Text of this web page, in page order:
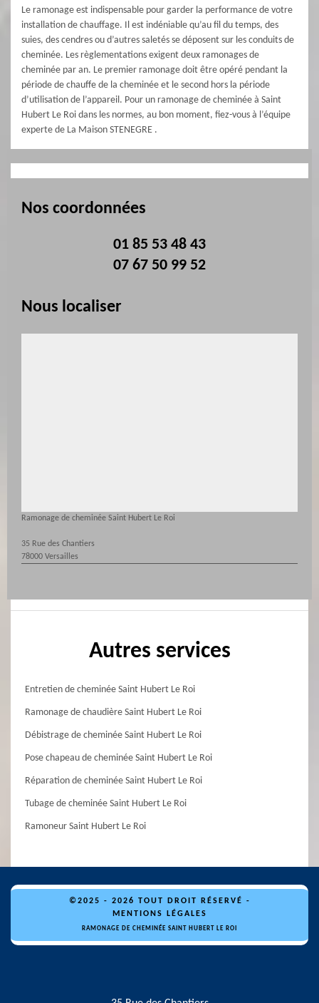
Le ramonage est indispensable pour garder la performance de votre
installation de chauffage. Il est indéniable qu’au fil du temps, des
suies, des cendres ou d’autres saletés se déposent sur les conduits de
cheminée. Les règlementations exigent deux ramonages de
cheminée par an. Le premier ramonage doit être opéré pendant la
période de chauffe de la cheminée et le second hors la période
d’utilisation de l’appareil. Pour un ramonage de cheminée à Saint
Hubert Le Roi dans les normes, au bon moment, fiez-vous à l’équipe
experte de La Maison STENEGRE .
Nos coordonnées
01 85 53 48 43
07 67 50 99 52
Nous localiser
Ramonage de cheminée Saint Hubert Le Roi
35 Rue des Chantiers
78000 Versailles
Autres services
Entretien de cheminée Saint Hubert Le Roi
Ramonage de chaudière Saint Hubert Le Roi
Débistrage de cheminée Saint Hubert Le Roi
Pose chapeau de cheminée Saint Hubert Le Roi
Réparation de cheminée Saint Hubert Le Roi
Tubage de cheminée Saint Hubert Le Roi
Ramoneur Saint Hubert Le Roi
©2025 - 2026 TOUT DROIT RÉSERVÉ -
MENTIONS LÉGALES
RAMONAGE DE CHEMINÉE SAINT HUBERT LE ROI